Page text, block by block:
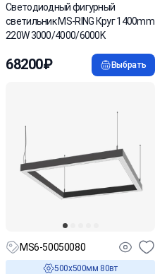
Cветодиодный фигурный
светильник MS-RING Круг 1400mm
220W 3000/4000/6000K
68200₽ Выбрать
MS6-50050080
500х500мм 80вт